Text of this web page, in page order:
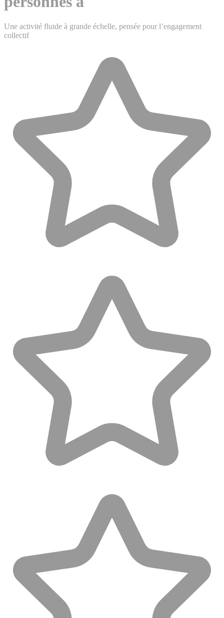
Une activité fluide à grande échelle, pensée pour l’engagement
collectif